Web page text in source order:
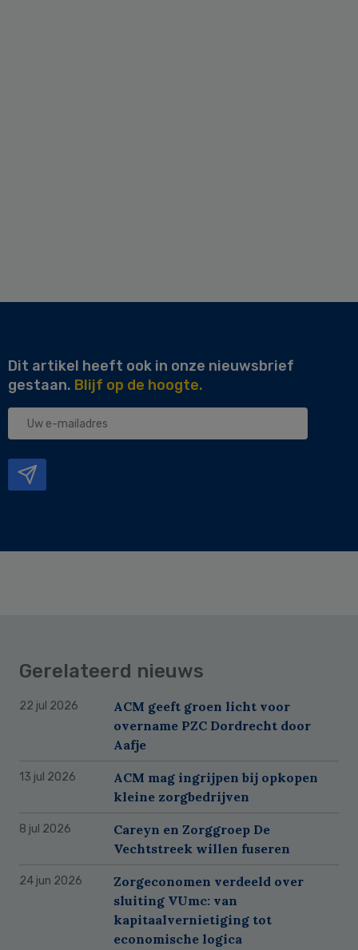
Dit artikel heeft ook in onze nieuwsbrief
gestaan. Blijf op de hoogte.
Uw
Gerelateerd nieuws
22 jul 2026
ACM geeft groen licht voor
overname PZC Dordrecht door
Aafje
13 jul 2026
ACM mag ingrijpen bij opkopen
kleine zorgbedrijven
8 jul 2026
Careyn en Zorggroep De
Vechtstreek willen fuseren
24 jun 2026
Zorgeconomen verdeeld over
sluiting VUmc: van
kapitaalvernietiging tot
economische logica